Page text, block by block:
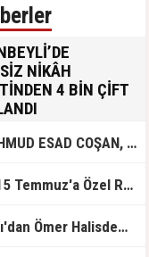
NİKÂH
4 BİN ÇİFT
destek amacıyla
ücretsiz nikâh hizmetini
belirten Sultanbeyli
vermenin
HİCRÎ 91. YILINDA ELAZIĞ'DA YÂD EDİLECEK
Reklam Filmi: "İrade Bizim, Zafer Bizim"
Halisdemir'e 'vefa' ziyareti!